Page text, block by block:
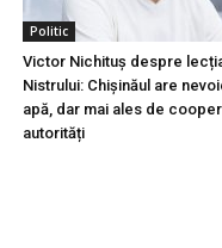
Politic
Victor Nichituș despre
Nistrului: Chișinăul are
apă, dar mai ales de
autorități